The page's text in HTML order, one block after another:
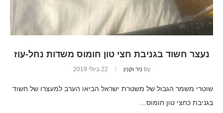
נעצר חשוד בגניבת חצי טון חומוס משדות נחל-עוז
by ניר וקנין 22 ביולי 2019
שוטרי משמר הגבול של משטרת ישראל הביאו הערב למעצרו של חשוד
בגניבת כחצי טון חומוס…